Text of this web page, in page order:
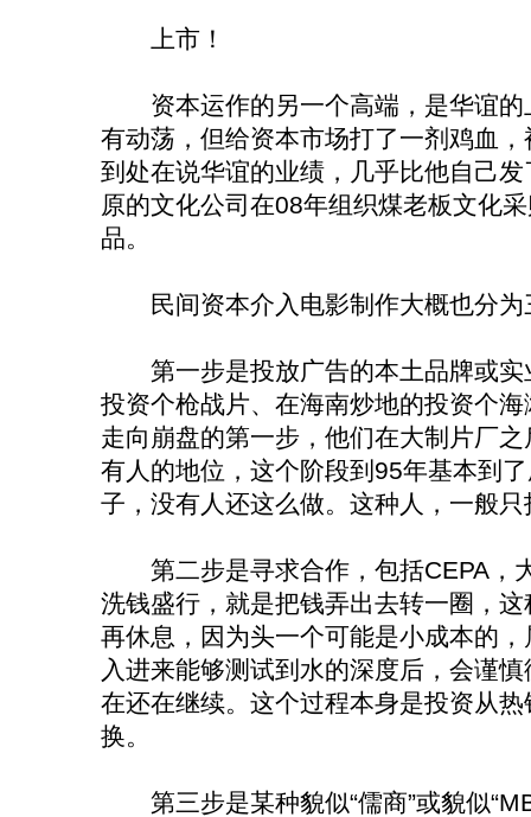
上市！
资本运作的另一个高端，是华谊的
有动荡，但给资本市场打了一剂鸡血
到处在说华谊的业绩，几乎比他自己
原的文化公司在08年组织煤老板文化
品。
民间资本介入电影制作大概也分为
第一步是投放广告的本土品牌或实
投资个枪战片、在海南炒地的投资个
走向崩盘的第一步，他们在大制片厂
有人的地位，这个阶段到95年基本到
子，没有人还这么做。这种人，一般
第二步是寻求合作，包括CEPA，
洗钱盛行，就是把钱弄出去转一圈，
再休息，因为头一个可能是小成本的
入进来能够测试到水的深度后，会谨
在还在继续。这个过程本身是投资从
换。
第三步是某种貌似“儒商”或貌似